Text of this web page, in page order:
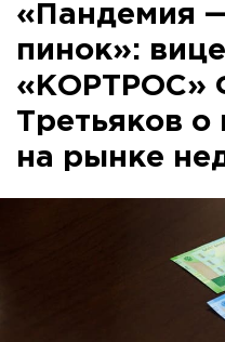
«Пандемия
пинок»:
«КОРТРОС»
Третьяков о
на рынке